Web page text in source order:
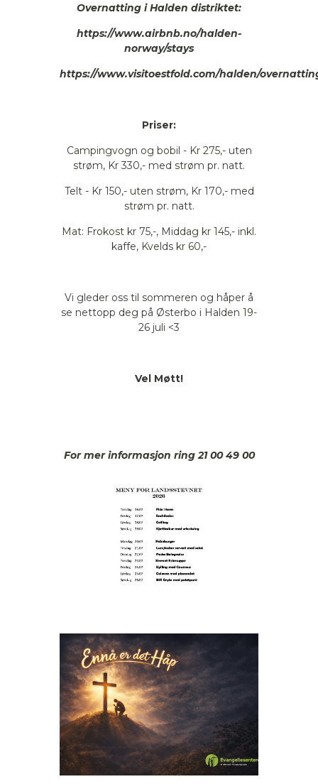
Overnatting i Halden distriktet:
https://www.airbnb.no/halden-
norway/stays
https://www.visitoestfold.com/halden/
Priser:
Campingvogn og bobil - Kr 275,- uten
strøm, Kr 330,- med strøm pr. natt.
Telt - Kr 150,- uten strøm, Kr 170,- med
strøm pr. natt.
Mat: Frokost kr 75,-, Middag kr 145,- inkl.
kaffe, Kvelds kr 60,-
Vi gleder oss til sommeren og håper å
se nettopp deg på Østerbo i Halden 19-
26 juli <3
Vel Møtt!
For mer informasjon ring 21 00 49 00